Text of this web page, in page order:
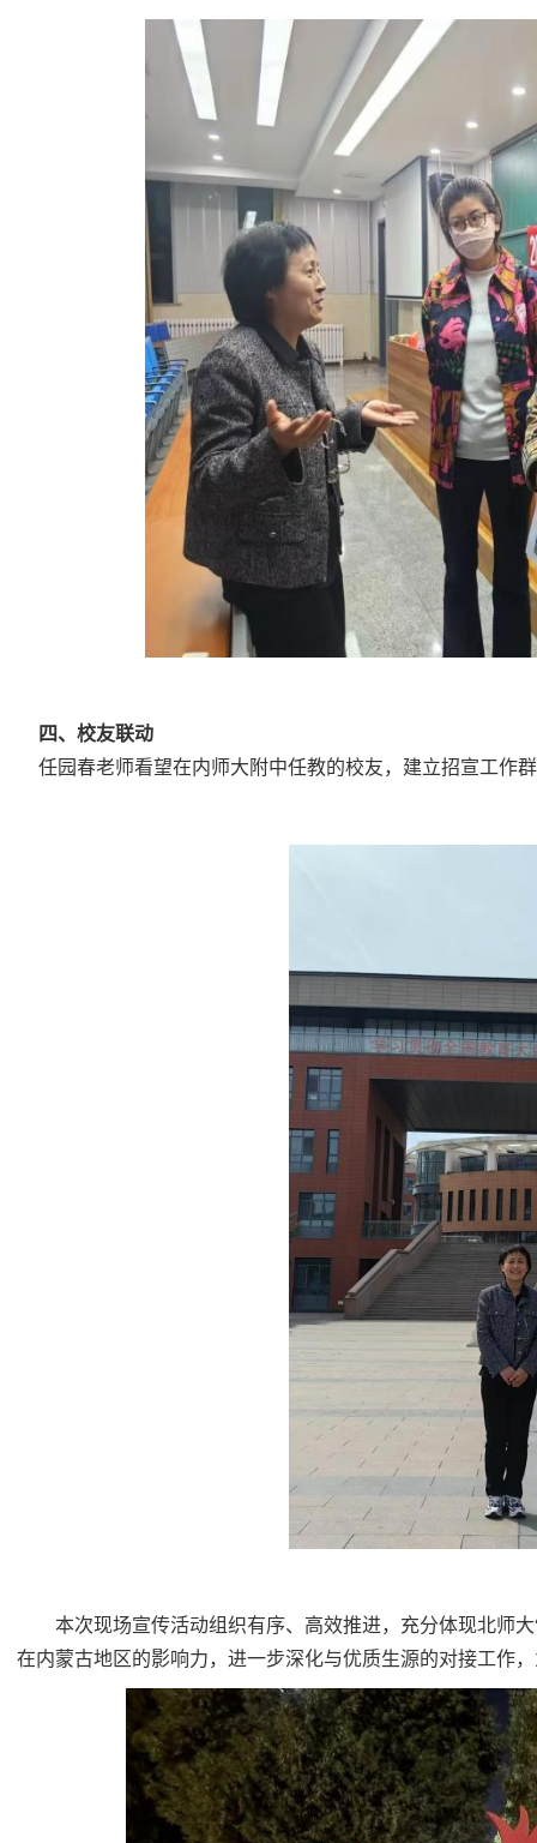
四、校友联动
任园春老师看望在内师大附中任教的校友，建立招宣工作
本次现场宣传活动组织有序、高效推进，充分体现北师
在内蒙古地区的影响力，进一步深化与优质生源的对接工作